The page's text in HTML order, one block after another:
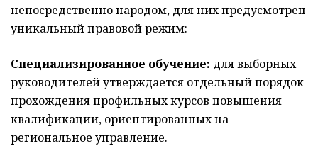
непосредственно народом, для них предусмотрен
уникальный правовой режим:
Специализированное обучение: для выборных
руководителей утверждается отдельный порядок
прохождения профильных курсов повышения
квалификации, ориентированных на
региональное управление.